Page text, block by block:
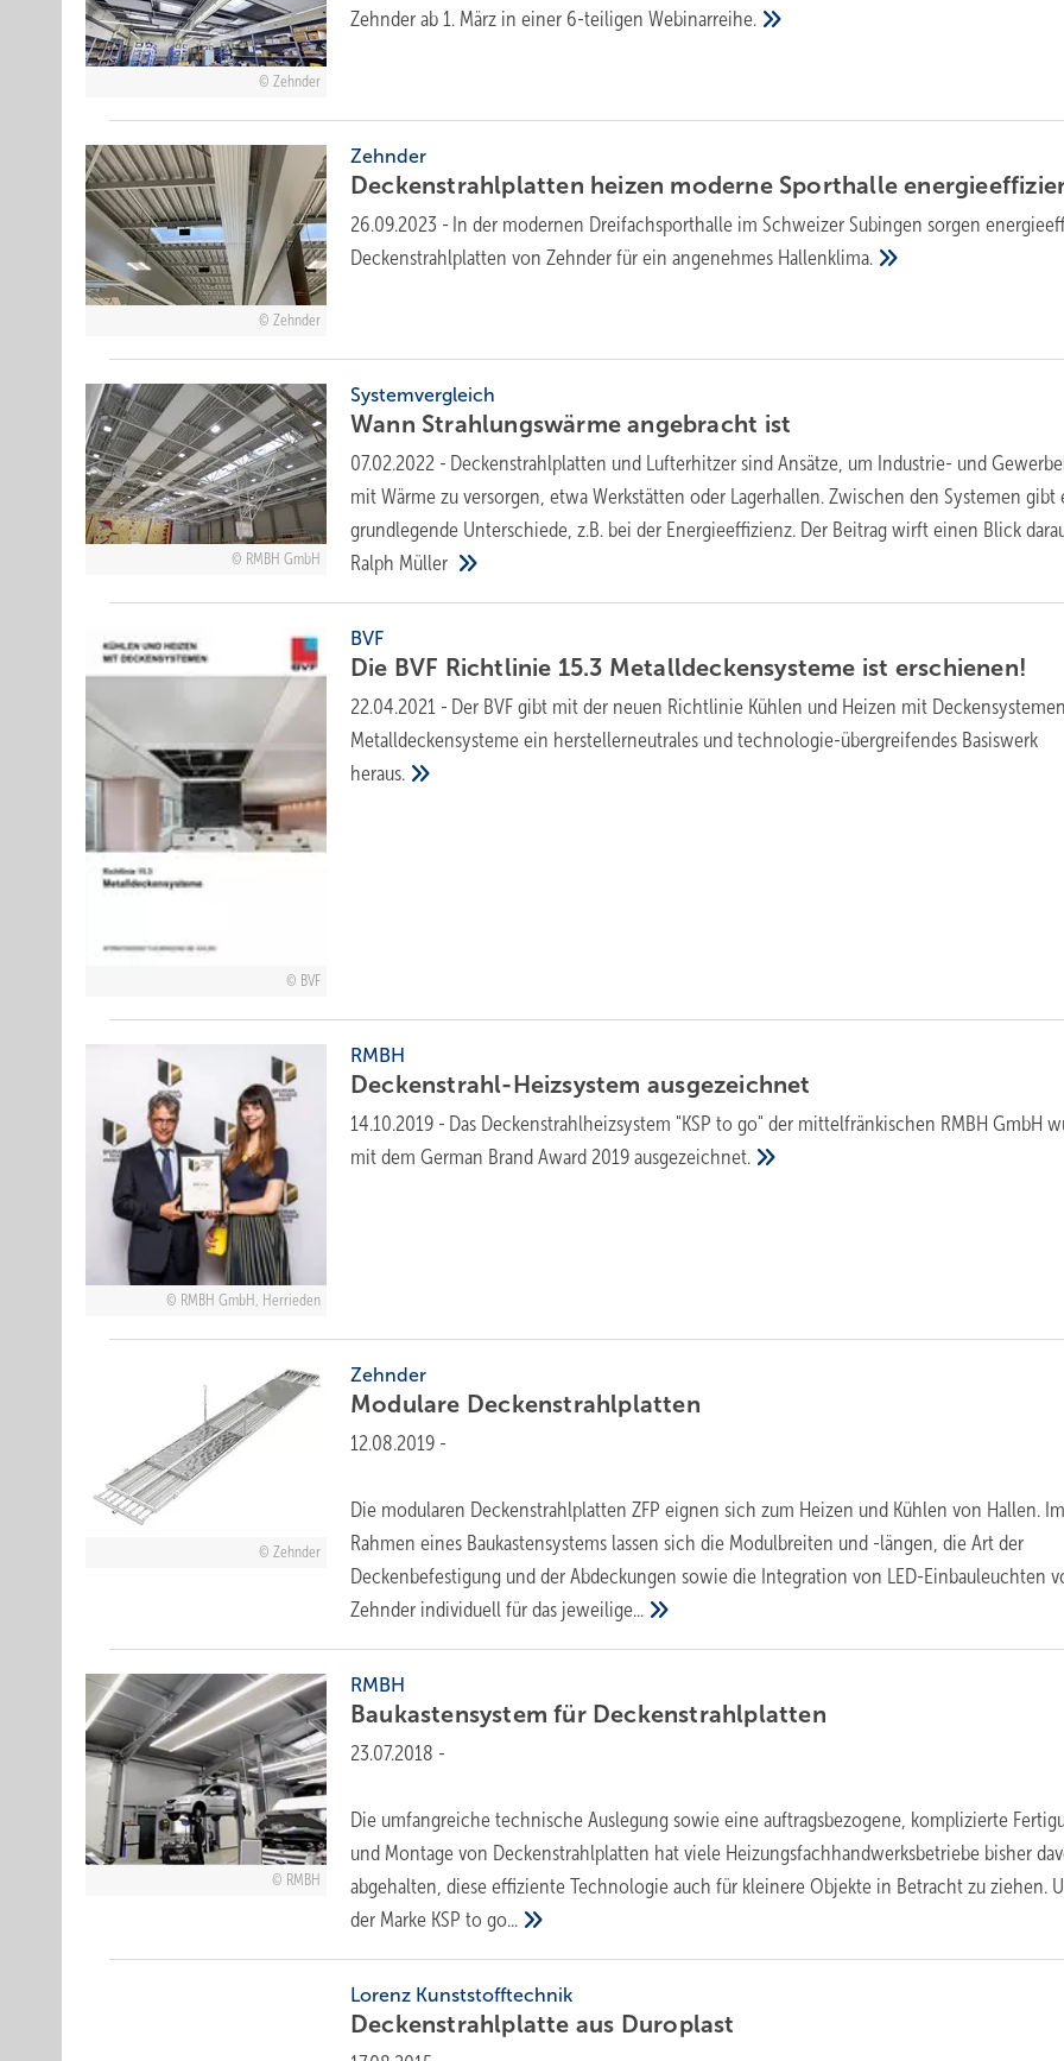
Zehnder
Zehnder ab 1. März in einer 6-teiligenWebinarreihe.
Zehnder
Zehnder
Deckenstrahlplatten heizen moderne Sporthalle
26.09.2023 - In der modernen Dreifachsporthalle im Schweizer Subingen sorgen
Deckenstrahlplatten von Zehnder für ein angenehmes Hallenklima.
RMBH GmbH
Systemvergleich
Wann Strahlungswärme angebracht ist
07.02.2022 - Deckenstrahlplatten und Lufterhitzer sind Ansätze, um Industrie- und
mit Wärme zu versorgen, etwa Werkstätten oder Lagerhallen. Zwischen den Systemen gibt
grundlegende Unterschiede, z.B. bei der Energieeffizienz. Der Beitrag wirft einen Blick
Ralph Müller
BVF
BVF
Die BVF Richtlinie 15.3 Metalldeckensysteme ist erschienen!
22.04.2021 - Der BVF gibt mit der neuen Richtlinie Kühlen und Heizen mit
Metalldeckensysteme ein herstellerneutrales und technologie-übergreifendes Basiswerk
heraus.
RMBH GmbH, Herrieden
RMBH
Deckenstrahl-Heizsystem ausgezeichnet
14.10.2019 - Das Deckenstrahlheizsystem "KSP to go" der mittelfränkischen RMBH GmbH
mit dem German Brand Award 2019ausgezeichnet.
Zehnder
Zehnder
Modulare Deckenstrahlplatten
12.08.2019 -
Die modularen Deckenstrahlplatten ZFP eignen sich zum Heizen und Kühlen von Hallen. Im
Rahmen eines Baukastensystems lassen sich die Modulbreiten und -längen, die Art der
Deckenbefestigung und der Abdeckungen sowie die Integration von LED-Einbauleuchten
Zehnder individuell für das jeweilige...
RMBH
RMBH
Baukastensystem für Deckenstrahlplatten
23.07.2018 -
Die umfangreiche technische Auslegung sowie eine auftragsbezogene, komplizierte
und Montage von Deckenstrahlplatten hat viele Heizungsfachhandwerksbetriebe bisher
abgehalten, diese effiziente Technologie auch für kleinere Objekte in Betracht zu ziehen.
der Marke KSP togo...
Lorenz Kunststofftechnik
Deckenstrahlplatte aus Duroplast